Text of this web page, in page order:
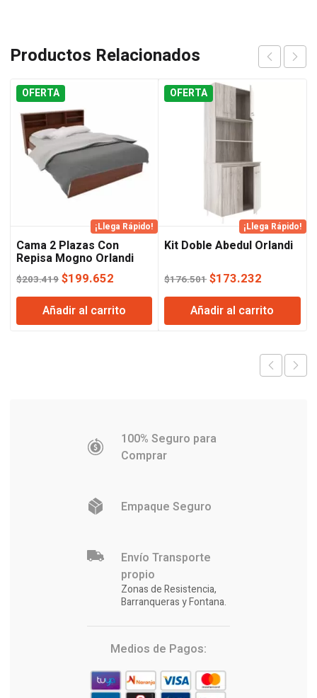
Productos Relacionados
OFERTA
¡Llega Rápido!
Cama 2 Plazas Con
Repisa Mogno Orlandi
$203.419 El
precio
original
era:
$199.652
precio
actual
es:
Añadir al carrito
OFERTA
¡Llega Rápido!
Kit Doble Abedul Orlandi
$176.501El
precio
original
era:
$173.232
precio
actual
es:
Añadir al carrito
100% Seguro para
Comprar
Empaque Seguro
Envío Transporte
propio
Zonas de Resistencia,
Barranqueras y Fontana.
Medios de Pagos: